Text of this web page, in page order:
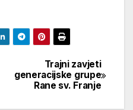
Trajni zavjeti
generacijske grupe
Rane sv. Franje